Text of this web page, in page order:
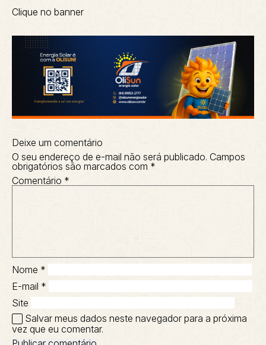
Clique no banner
Deixe um comentário
O seu endereço de e-mail não será publicado. Campos
obrigatórios são marcados com *
Comentário *
Nome *
E-mail *
Site
Salvar meus dados neste navegador para a próxima
vez que eu comentar.